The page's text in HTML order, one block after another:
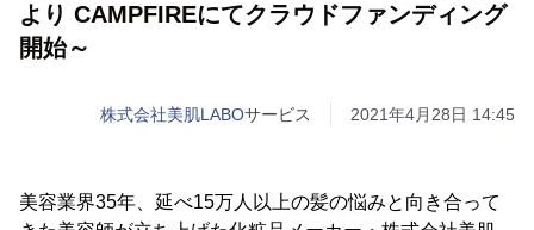
より CAMPFIREにてクラウドファンディング
開始～
株式会社美肌LABOサービス 2021年4月28日 14:45
美容業界35年、延べ15万人以上の髪の悩みと向き合って